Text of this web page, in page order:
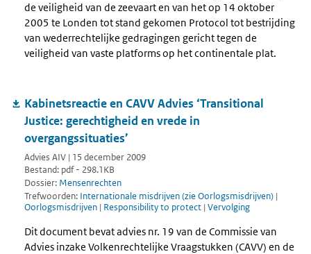
de veiligheid van de zeevaart en van het op 14 oktober
2005 te Londen tot stand gekomen Protocol tot bestrijding
van wederrechtelijke gedragingen gericht tegen de
veiligheid van vaste platforms op het continentale plat.
Kabinetsreactie en CAVV Advies ‘Transitional
Justice: gerechtigheid en vrede in
overgangssituaties’
Advies AIV | 15 december 2009
Bestand: pdf - 298.1KB
Dossier: Mensenrechten
Trefwoorden: Internationale misdrijven (zie Oorlogsmisdrijven) |
Oorlogsmisdrijven | Responsibility to protect | Vervolging
Dit document bevat advies nr. 19 van de Commissie van
Advies inzake Volkenrechtelijke Vraagstukken (CAVV) en de